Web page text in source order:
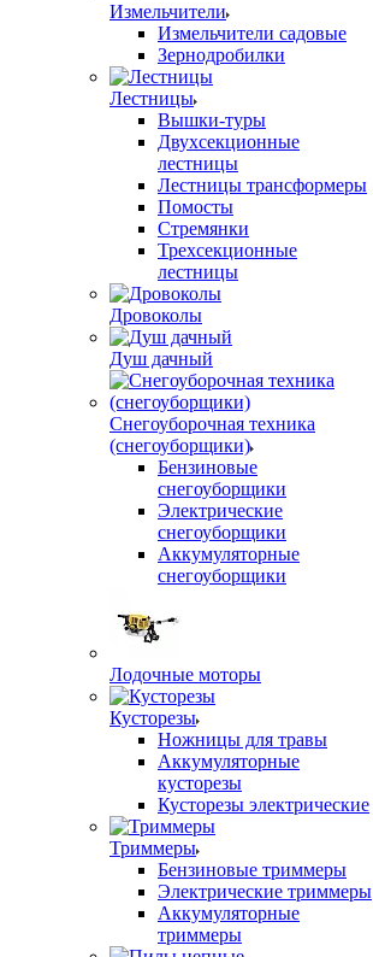
Измельчители
Измельчители садовые
Зернодробилки
Лестницы
Вышки-туры
Двухсекционные
лестницы
Лестницы трансформеры
Помосты
Стремянки
Трехсекционные
лестницы
Дровоколы
Душ дачный
Снегоуборочная техника
(снегоуборщики)
Бензиновые
снегоуборщики
Электрические
снегоуборщики
Аккумуляторные
снегоуборщики
Лодочные моторы
Кусторезы
Ножницы для травы
Аккумуляторные
кусторезы
Кусторезы электрические
Триммеры
Бензиновые триммеры
Электрические триммеры
Аккумуляторные
триммеры